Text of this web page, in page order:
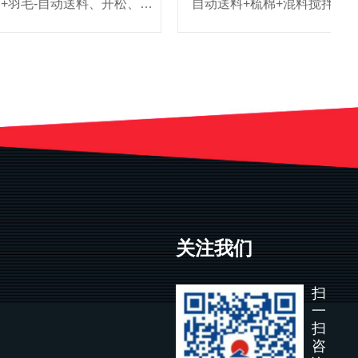
公仔棉（PP棉）+羽毛-自动送料、开松、混合填充系统 自动送料+梳棉+混料搅拌+充棉
关注我们
扫
一
扫
咨